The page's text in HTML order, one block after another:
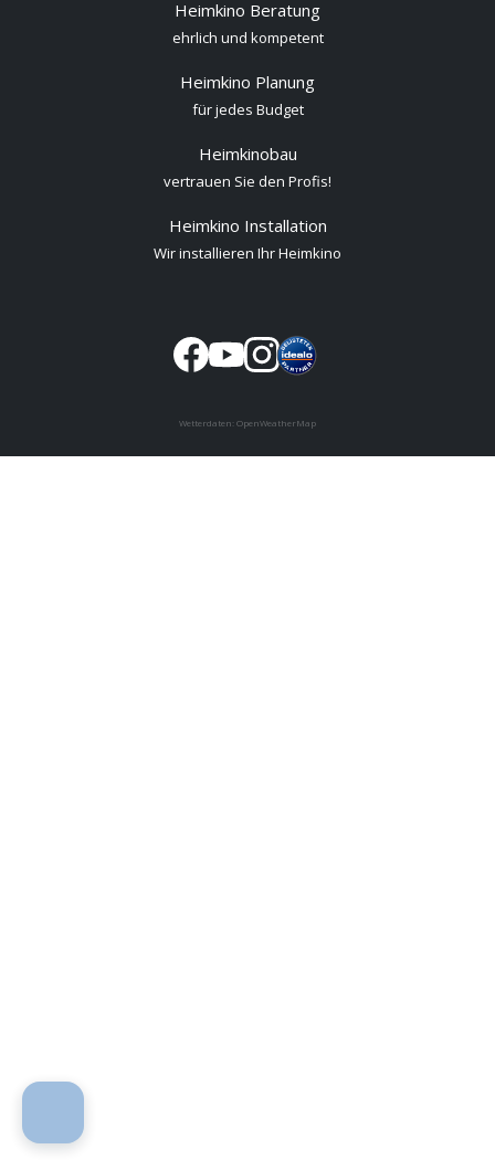
Heimkino Beratung
ehrlich und kompetent
Heimkino Planung
für jedes Budget
Heimkinobau
vertrauen Sie den Profis!
Heimkino Installation
Wir installieren Ihr Heimkino
Wetterdaten: OpenWeatherMap